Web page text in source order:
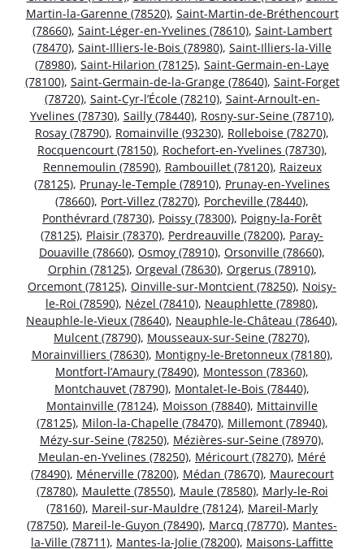
Martin-la-Garenne (78520), Saint-Martin-de-Bréthencourt
(78660), Saint-Léger-en-Yvelines (78610), Saint-Lambert
(78470), Saint-Illiers-le-Bois (78980), Saint-Illiers-la-Ville
(78980), Saint-Hilarion (78125), Saint-Germain-en-Laye
(78100), Saint-Germain-de-la-Grange (78640), Saint-Forget
(78720), Saint-Cyr-l’École (78210), Saint-Arnoult-en-
Yvelines (78730), Sailly (78440), Rosny-sur-Seine (78710),
Rosay (78790), Romainville (93230), Rolleboise (78270),
Rocquencourt (78150), Rochefort-en-Yvelines (78730),
Rennemoulin (78590), Rambouillet (78120), Raizeux
(78125), Prunay-le-Temple (78910), Prunay-en-Yvelines
(78660), Port-Villez (78270), Porcheville (78440),
Ponthévrard (78730), Poissy (78300), Poigny-la-Forêt
(78125), Plaisir (78370), Perdreauville (78200), Paray-
Douaville (78660), Osmoy (78910), Orsonville (78660),
Orphin (78125), Orgeval (78630), Orgerus (78910),
Orcemont (78125), Oinville-sur-Montcient (78250), Noisy-
le-Roi (78590), Nézel (78410), Neauphlette (78980),
Neauphle-le-Vieux (78640), Neauphle-le-Château (78640),
Mulcent (78790), Mousseaux-sur-Seine (78270),
Morainvilliers (78630), Montigny-le-Bretonneux (78180),
Montfort-l’Amaury (78490), Montesson (78360),
Montchauvet (78790), Montalet-le-Bois (78440),
Montainville (78124), Moisson (78840), Mittainville
(78125), Milon-la-Chapelle (78470), Millemont (78940),
Mézy-sur-Seine (78250), Mézières-sur-Seine (78970),
Meulan-en-Yvelines (78250), Méricourt (78270), Méré
(78490), Ménerville (78200), Médan (78670), Maurecourt
(78780), Maulette (78550), Maule (78580), Marly-le-Roi
(78160), Mareil-sur-Mauldre (78124), Mareil-Marly
(78750), Mareil-le-Guyon (78490), Marcq (78770), Mantes-
la-Ville (78711), Mantes-la-Jolie (78200), Maisons-Laffitte